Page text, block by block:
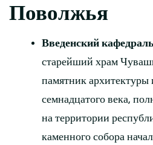
Поволжья
Введенский
старейший храм
памятник архитектуры
семнадцатого века,
на территории
каменного собора